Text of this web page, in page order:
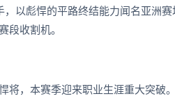
以彪悍的平路终结能力闻名亚洲
段收割机。
将，本赛季迎来职业生涯重大突